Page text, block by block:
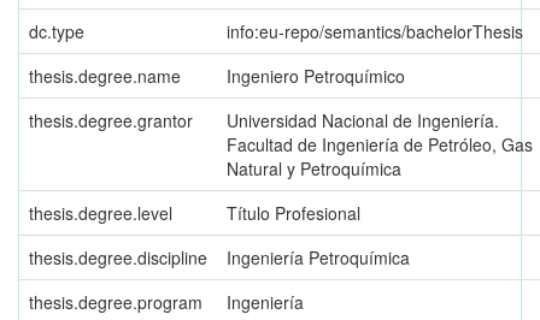
dc.type
info:eu-repo/semantics/bachelorThesis
thesis.degree.name
Ingeniero Petroquímico
thesis.degree.grantor
Universidad Nacional de Ingeniería.
Facultad de Ingeniería de Petróleo, Gas
Natural y Petroquímica
thesis.degree.level
Título Profesional
thesis.degree.discipline
Ingeniería Petroquímica
thesis.degree.program
Ingeniería